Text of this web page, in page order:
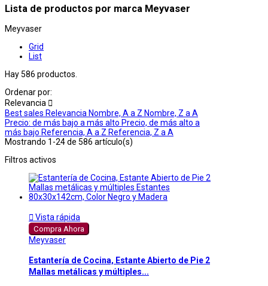
Lista de productos por marca Meyvaser
Meyvaser
Grid
List
Hay 586 productos.
Ordenar por:
Relevancia 
Best sales Relevancia Nombre, A a Z Nombre, Z a A
Precio: de más bajo a más alto Precio, de más alto a
más bajo Referencia, A a Z Referencia, Z a A
Mostrando 1-24 de 586 artículo(s)
Filtros activos
 Vista rápida
Compra Ahora
Meyvaser
Estantería de Cocina, Estante Abierto de Pie 2
Mallas metálicas y múltiples...